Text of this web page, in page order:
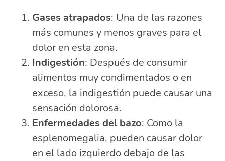
Gases atrapados: Una de las razones
más comunes y menos graves para el
dolor en esta zona.
Indigestión: Después de consumir
alimentos muy condimentados o en
exceso, la indigestión puede causar una
sensación dolorosa.
Enfermedades del bazo: Como la
esplenomegalia, pueden causar dolor
en el lado izquierdo debajo de las